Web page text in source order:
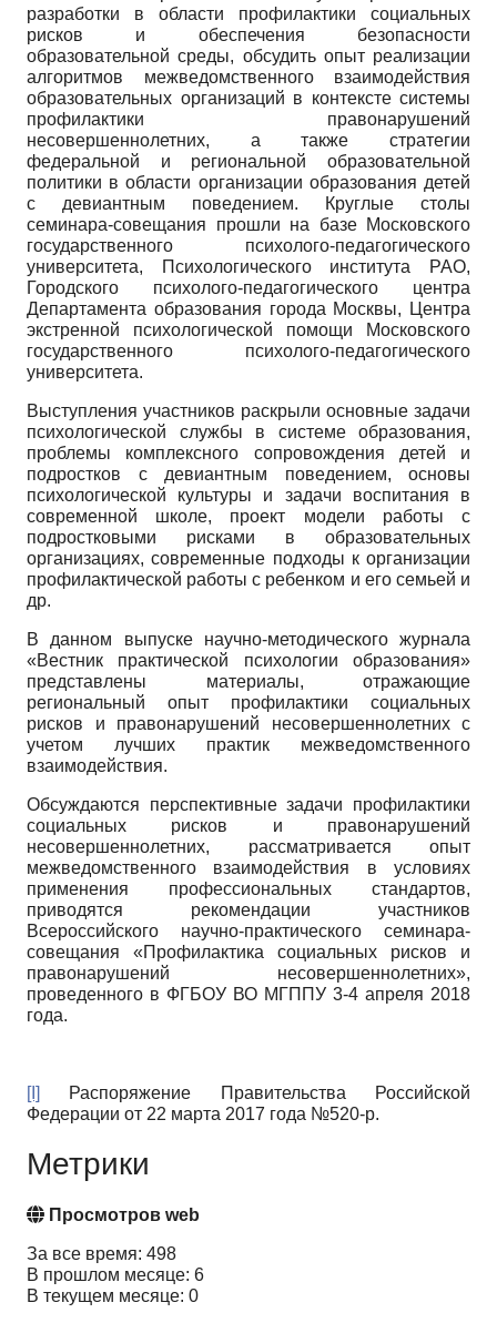
разработки в области профилактики социальных
рисков и обеспечения безопасности
образовательной среды, обсудить опыт реализации
алгоритмов межведомственного взаимодействия
образовательных организаций в контексте системы
профилактики правонарушений
несовершеннолетних, а также стратегии
федеральной и региональной образовательной
политики в области организации образования детей
с девиантным поведением. Круглые столы
семинара-совещания прошли на базе Московского
государственного психолого-педагогического
университета, Психологического института РАО,
Городского психолого-педагогического центра
Департамента образования города Москвы, Центра
экстренной психологической помощи Московского
государственного психолого-педагогического
университета.
Выступления участников раскрыли основные задачи
психологической службы в системе образования,
проблемы комплексного сопровождения детей и
подростков с девиантным поведением, основы
психологической культуры и задачи воспитания в
современной школе, проект модели работы с
подростковыми рисками в образовательных
организациях, современные подходы к организации
профилактической работы с ребенком и его семьей и
др.
В данном выпуске научно-методического журнала
«Вестник практической психологии образования»
представлены материалы, отражающие
региональный опыт профилактики социальных
рисков и правонарушений несовершеннолетних с
учетом лучших практик межведомственного
взаимодействия.
Обсуждаются перспективные задачи профилактики
социальных рисков и правонарушений
несовершеннолетних, рассматривается опыт
межведомственного взаимодействия в условиях
применения профессиональных стандартов,
приводятся рекомендации участников
Всероссийского научно-практического семинара-
совещания «Профилактика социальных рисков и
правонарушений несовершеннолетних»,
проведенного в ФГБОУ ВО МГППУ 3-4 апреля 2018
года.
[I]
Распоряжение Правительства Российской
Федерации от 22 марта 2017 года №520-р.
Метрики
Просмотров web
За все время: 498
В прошлом месяце: 6
В текущем месяце: 0